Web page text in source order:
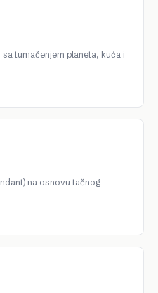
tumačenjem planeta, kuća i
na osnovu tačnog